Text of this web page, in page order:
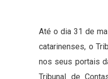
Até o dia 31 de
catarinenses, o
nos seus portais
Tribunal de